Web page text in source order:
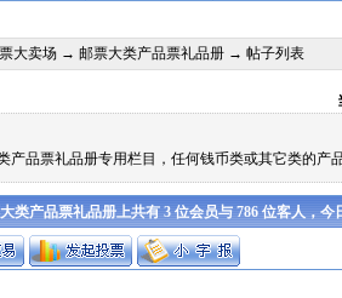
大卖场→ 邮票大类产品票礼品册→ 帖子列表
产品票礼品册专用栏目，任何钱币类或其它类的
类产品票礼品册上共有 3 位会员与 786 位客人，今